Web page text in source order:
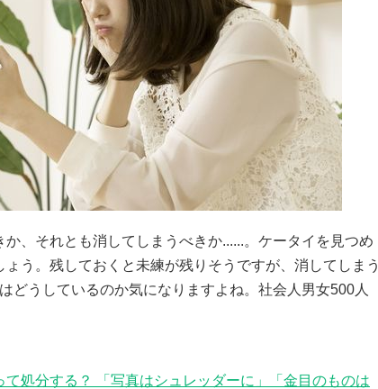
、それとも消してしまうべきか......。ケータイを見つめ
う。残しておくと未練が残りそうですが、消してしまう
どうしているのか気になりますよね。社会人男女500人
処分する？ 「写真はシュレッダーに」「金目のものは